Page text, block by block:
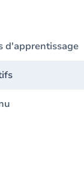
d'apprentissage